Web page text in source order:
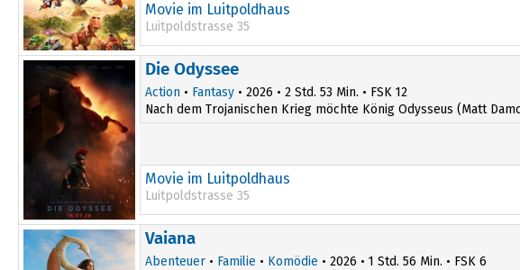
Movie im Luitpoldhaus
Luitpoldstrasse 35
15:00
Die Odyssee
Action • Fantasy • 2026 • 2 Std. 53 Min. • FSK 12
Nach dem Trojanischen Krieg möchte König Odysseus (Matt
Movie im Luitpoldhaus
Luitpoldstrasse 35
19:00
Vaiana
Abenteuer • Familie • Komödie • 2026 • 1 Std. 56 Min. • FSK 6